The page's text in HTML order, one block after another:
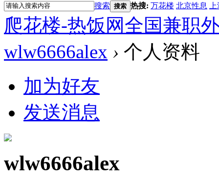
搜索 搜索 热搜: 万花楼 北京性息
爬花楼-热饭网全国兼职
wlw6666alex › 个人资料
加为好友
发送消息
wlw6666alex